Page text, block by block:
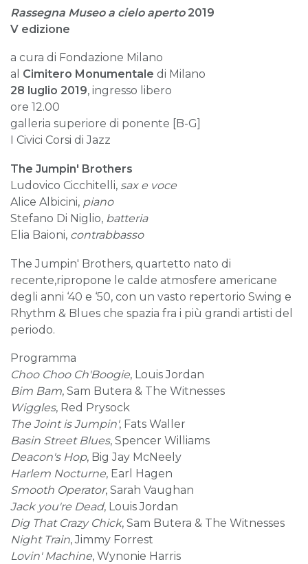
Rassegna Museo a cielo aperto2019
V edizione
a cura di Fondazione Milano
al Cimitero Monumentale di Milano
28 luglio 2019, ingresso libero
ore 12.00
galleria superiore di ponente [B-G]
I Civici Corsi di Jazz
The Jumpin' Brothers
Ludovico Cicchitelli, sax e voce
Alice Albicini, piano
Stefano Di Niglio, batteria
Elia Baioni, contrabbasso
The Jumpin' Brothers, quartetto nato di
recente,ripropone le calde atmosfere americane
degli anni ‘40 e ‘50, con un vasto repertorio Swing e
Rhythm & Blues che spazia fra i più grandi artisti del
periodo.
Programma
Choo Choo Ch'Boogie, Louis Jordan
Bim Bam, Sam Butera & The Witnesses
Wiggles, Red Prysock
The Joint is Jumpin', Fats Waller
Basin Street Blues, Spencer Williams
Deacon's Hop, Big Jay McNeely
Harlem Nocturne, Earl Hagen
Smooth Operator, Sarah Vaughan
Jack you're Dead, Louis Jordan
Dig That Crazy Chick, Sam Butera & The Witnesses
Night Train, Jimmy Forrest
Lovin' Machine, Wynonie Harris